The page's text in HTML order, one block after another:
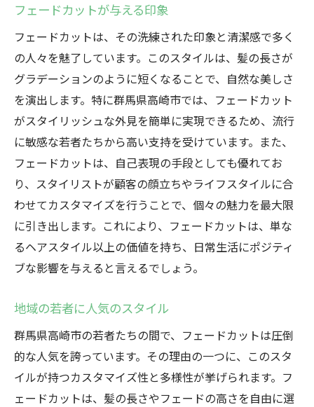
顧客のニーズに応じた提案
カスタマイズのプロセスと事例
スタイリストの技術とセンス
フェードカットの個別対応
カスタマイズで得られる満足感
高崎市のサロンでの体験談
地域独自の文化とトレンドを融合した高崎市の
フェードカット
高崎市の文化が影響を与えるスタイル
地域のトレンドとフェードカット
高崎市に特化したスタイルの誕生
ト
フェードカット普及への地域住民の貢献
文化とスタイルの融合事例
若者の心を掴むフェードカットの魅力とその流
行の裏側
フェードカットが与える印象
フェードカットは、その洗練された印象と清潔感で多く
の人々を魅了しています。このスタイルは、髪の長さが
グラデーションのように短くなることで、自然な美しさ
を演出します。特に群馬県高崎市では、フェードカット
がスタイリッシュな外見を簡単に実現できるため、流行
に敏感な若者たちから高い支持を受けています。また、
フェードカットは、自己表現の手段としても優れてお
り、スタイリストが顧客の顔立ちやライフスタイルに合
わせてカスタマイズを行うことで、個々の魅力を最大限
に引き出します。これにより、フェードカットは、単な
るヘアスタイル以上の価値を持ち、日常生活にポジティ
ブな影響を与えると言えるでしょう。
地域の若者に人気のスタイル
群馬県高崎市の若者たちの間で、フェードカットは圧倒
的な人気を誇っています。その理由の一つに、このスタ
イルが持つカスタマイズ性と多様性が挙げられます。フ
ェードカットは、髪の長さやフェードの高さを自由に選